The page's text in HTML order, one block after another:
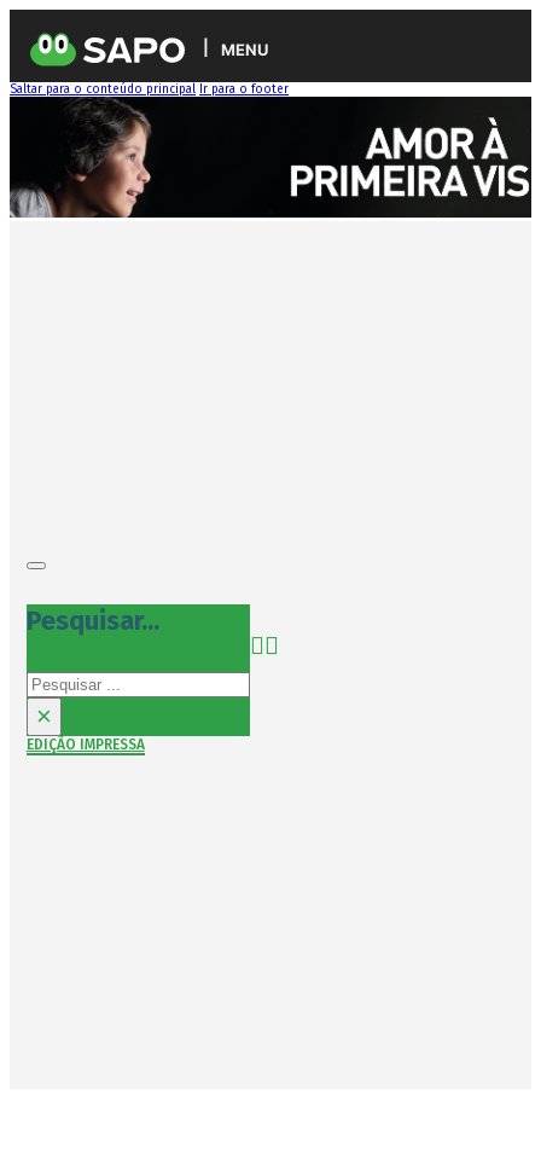
MENU
Saltar para o conteúdo principal Ir para o footer
Pesquisar...
Pesquisar
×
EDIÇÃO IMPRESSA